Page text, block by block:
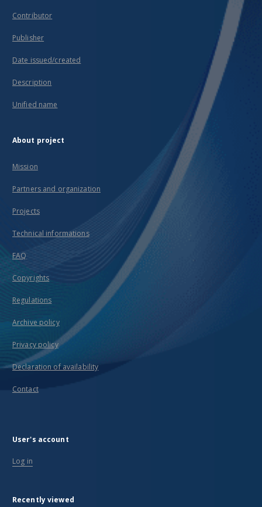
Contributor
Publisher
Date issued/created
Description
Unified name
About project
Mission
Partners and organization
Projects
Technical informations
FAQ
Copyrights
Regulations
Archive policy
Privacy policy
Declaration of availability
Contact
User's account
Log in
Recently viewed